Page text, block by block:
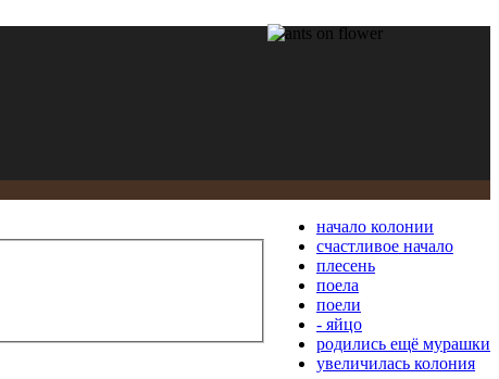
начало колонии
счастливое начало
плесень
поела
поели
- яйцо
родились ещё мурашки
увеличилась колония